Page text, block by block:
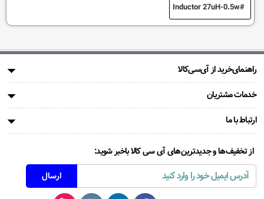
Inductor 27uH-0.5w
راهنمای‌خرید از آی‌سی‌کالا
خدمات مشتریان
ارتباط با ما
از تخفیف‌ها و جدیدترین‌های آی سی کالا باخبر شوید: